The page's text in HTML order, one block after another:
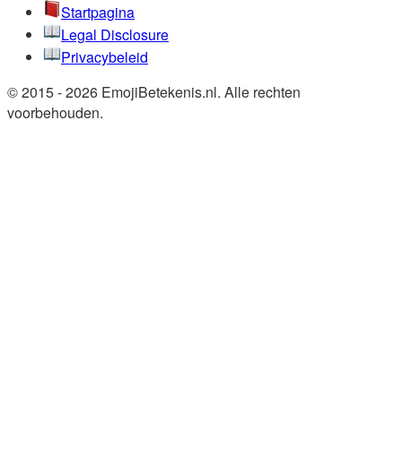
Startpagina
Legal Disclosure
Privacybeleid
© 2015 - 2026 EmojiBetekenis.nl. Alle rechten
voorbehouden.